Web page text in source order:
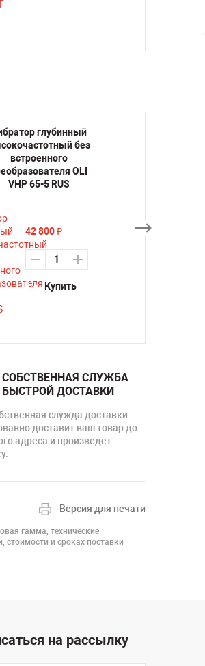
глубинный
без
встроенного
OLI
VHP 65-5 RUS
42 800 ₽
Купить
СОБСТВЕННАЯ СЛУЖБА
БЫСТРОЙ ДОСТАВКИ
служда доставки
доставит ваш товар до
адреса и произведет
Версия для печати
гамма, технические
стоимости и сроках поставки
на рассылку